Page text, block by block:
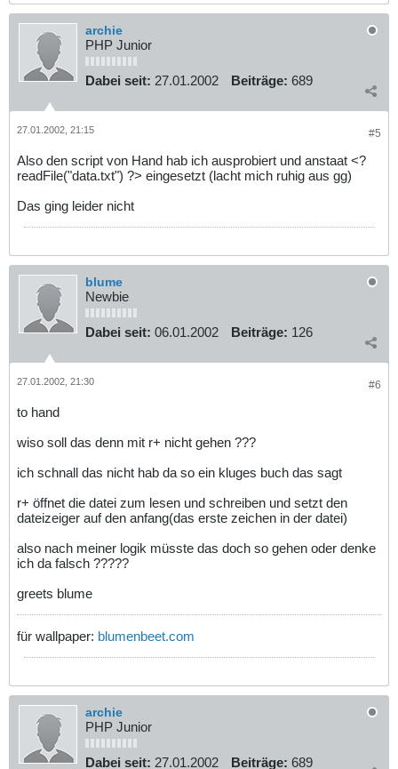
archie
PHP Junior
Dabei seit: 27.01.2002 Beiträge: 689
#5
27.01.2002, 21:15
Also den script von Hand hab ich ausprobiert und anstaat <?
readFile("data.txt") ?> eingesetzt (lacht mich ruhig aus gg)
Das ging leider nicht
blume
Newbie
Dabei seit: 06.01.2002 Beiträge: 126
#6
27.01.2002, 21:30
to hand
wiso soll das denn mit r+ nicht gehen ???
ich schnall das nicht hab da so ein kluges buch das sagt
r+ öffnet die datei zum lesen und schreiben und setzt den
dateizeiger auf den anfang(das erste zeichen in der datei)
also nach meiner logik müsste das doch so gehen oder denke
ich da falsch ?????
greets blume
für wallpaper: blumenbeet.com
archie
PHP Junior
Dabei seit: 27.01.2002 Beiträge: 689